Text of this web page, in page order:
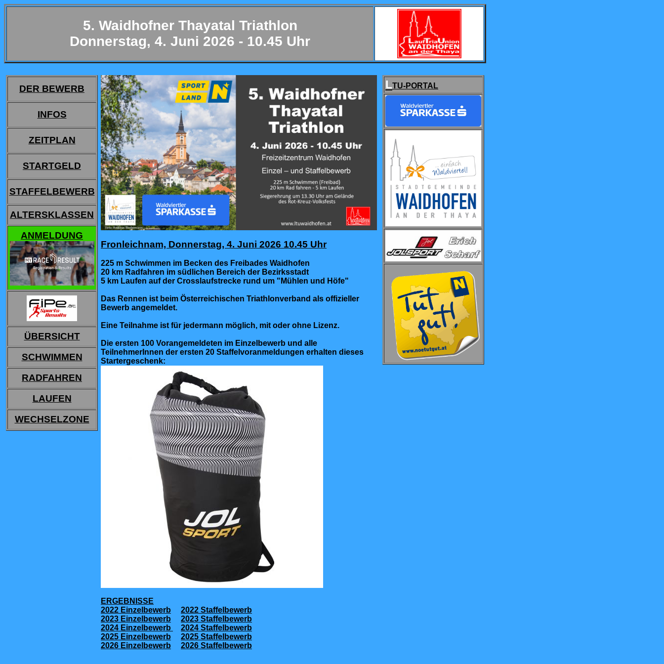
5. Waidhofner Thayatal Triathlon
Donnerstag, 4. Juni 2026 - 10.45 Uhr
DER BEWERB
INFOS
ZEITPLAN
STARTGELD
STAFFELBEWERB
ALTERSKLASSEN
ANMELDUNG
ÜBERSICHT
SCHWIMMEN
RADFAHREN
LAUFEN
WECHSELZONE
Fronleichnam, Donnerstag, 4. Juni 2026 10.45 Uhr
225 m Schwimmen im Becken des Freibades Waidhofen
20 km Radfahren im südlichen Bereich der Bezirksstadt
5 km Laufen auf der Crosslaufstrecke rund um "Mühlen und Höfe"
Das Rennen ist beim Österreichischen Triathlonverband als offizieller
Bewerb angemeldet.
Eine Teilnahme ist für jedermann möglich, mit oder ohne Lizenz.
Die ersten 100 Vorangemeldeten im Einzelbewerb und alle
TeilnehmerInnen der ersten 20 Staffelvoranmeldungen erhalten dieses
Startergeschenk:
ERGEBNISSE
2022 Einzelbewerb
2022 Staffelbewerb
2023 Einzelbewerb
2023 Staffelbewerb
2024 Einzelbewerb
2024 Staffelbewerb
2025 Einzelbewerb
2025 Staffelbewerb
2026 Einzelbewerb
2026 Staffelbewerb
LTU-PORTAL